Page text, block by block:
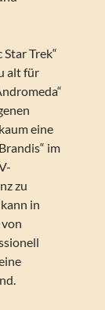
Trek“
alt für
eine
im
zu
in